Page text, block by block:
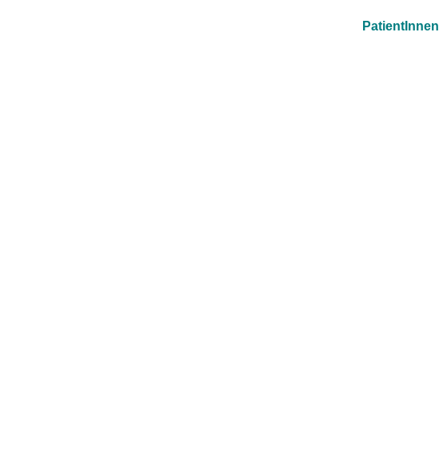
PatientInnen